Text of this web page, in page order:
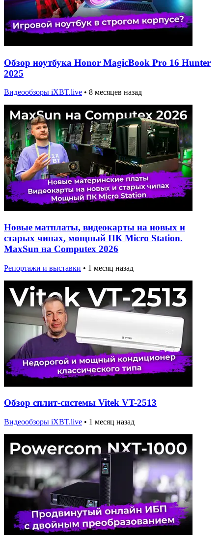
Обзор ноутбука Honor MagicBook Pro 16 Hunter
2025
Видеообзоры iXBT.live • 8 месяцев назад
Новые матплаты, видеокарты на новых и
старых чипах, мощный ПК Micro Station.
MaxSun на Computex 2026
Репортажи и выставки • 1 месяц назад
Обзор сплит-системы Vitek VT-2513
Видеообзоры iXBT.live • 1 месяц назад